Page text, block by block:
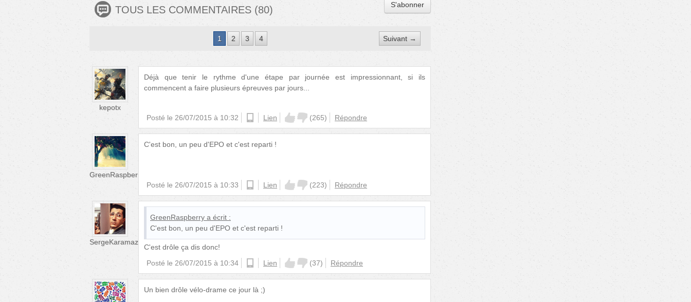
TOUS LES COMMENTAIRES (80) S'abonner
1 2 3 4 Suivant →
kepotx
Déjà que tenir le rythme d'une étape par journée est impressionnant, si ils
commencent a faire plusieurs épreuves par jours...
Posté le 26/07/2015 à 10:32 Lien (265) Répondre
GreenRaspberry
C'est bon, un peu d'EPO et c'est reparti !
Posté le 26/07/2015 à 10:33 androidLien (223) Répondre
SergeKaramazov
GreenRaspberry a écrit :
C'est bon, un peu d'EPO et c'est reparti !
C'est drôle ça dis donc!
Posté le 26/07/2015 à 10:34 Lien (37) Répondre
Un bien drôle vélo-drame ce jour là ;)